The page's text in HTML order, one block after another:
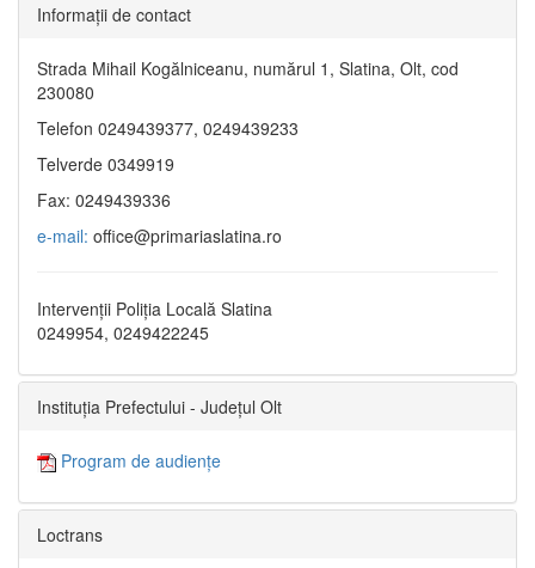
Informaţii de contact
Strada Mihail Kogălniceanu, numărul 1, Slatina, Olt, cod
230080
Telefon 0249439377, 0249439233
Telverde 0349919
Fax: 0249439336
e-mail: office@primariaslatina.ro
Intervenții Poliția Locală Slatina
0249954, 0249422245
Instituția Prefectului - Județul Olt
Program de audiențe
Loctrans